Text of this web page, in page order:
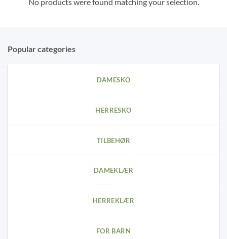
Popular categories
DAMESKO
HERRESKO
TILBEHØR
DAMEKLÆR
HERREKLÆR
FOR BARN